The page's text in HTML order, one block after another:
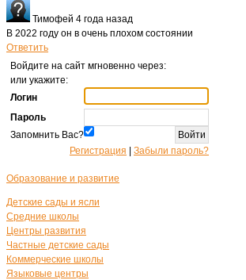
Тимофей 4 года назад
В 2022 году он в очень плохом состоянии
Ответить
Войдите на сайт мгновенно через:
или укажите:
Логин
Пароль
Запомнить Вас?
Регистрация
Забыли пароль?
Образование и развитие
Детские сады и ясли
Средние школы
Центры развития
Частные детские сады
Коммерческие школы
Языковые центры